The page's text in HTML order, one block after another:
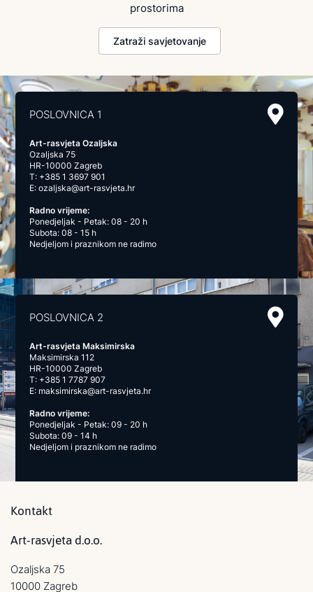
prostorima
Zatraži savjetovanje
POSLOVNICA 1
Art-rasvjeta Ozaljska
Ozaljska 75
HR-10000 Zagreb
T: +385 1 3697 901
E:ozaljska@art-rasvjeta.hr
Radno vrijeme:
Ponedjeljak - Petak: 08 - 20 h
Subota: 08 - 15 h
Nedjeljom i praznikom ne radimo
POSLOVNICA 2
Art-rasvjeta Maksimirska
Maksimirska 112
HR-10000 Zagreb
T: +385 1 7787 907
E: maksimirska@art-rasvjeta.hr
Radno vrijeme:
Ponedjeljak - Petak: 09 - 20 h
Subota: 09 - 14 h
Nedjeljom i praznikom ne radimo
Kontakt
Art-rasvjeta d.o.o.
Ozaljska 75
10000 Zagreb